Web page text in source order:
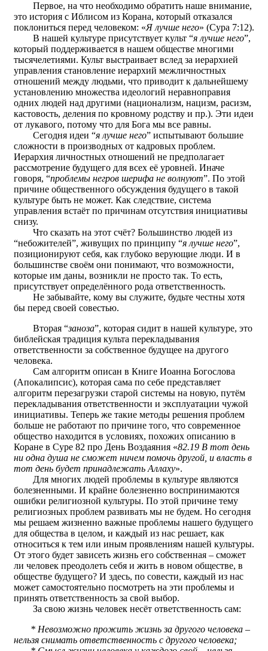
Первое, на что необходимо обратить наше внимание,
это история с Иблисом из Корана, который отказался
поклониться перед человеком: «Я лучше него» (Сура 7:12).
В нашей культуре присутствует культ “я лучше него”,
который поддерживается в нашем обществе многими
тысячелетиями. Культ выстраивает вслед за иерархией
управления становление иерархий межличностных
отношений между людьми, что приводит к дальнейшему
установлению множества идеологий неравноправия
одних людей над другими (национализм, нацизм, расизм,
кастовость, деления по кровному родству и пр.). Эти идеи
от лукавого, потому что для Бога мы все равны.
Сегодня идеи “я лучше него” испытывают большие
сложности в производных от кадровых проблем.
Иерархия личностных отношений не предполагает
рассмотрение будущего для всех её уровней. Иначе
говоря, “проблемы негров шерифа не волнуют”. По этой
причине общественного обсуждения будущего в такой
культуре быть не может. Как следствие, система
управления встаёт по причинам отсутствия инициативы
снизу.
Что сказать на этот счёт? Большинство людей из
“небожителей”, живущих по принципу “я лучше него”,
позиционируют себя, как глубоко верующие люди. И в
большинстве своём они понимают, что возможности,
которые им даны, возникли не просто так. То есть,
присутствует определённого рода ответственность.
Не забывайте, кому вы служите, будьте честны хотя
бы перед своей совестью.
Вторая “заноза”, которая сидит в нашей культуре, это
библейская традиция культа перекладывания
ответственности за собственное будущее на другого
человека.
Сам алгоритм описан в Книге Иоанна Богослова
(Апокалипсис), которая сама по себе представляет
алгоритм перезагрузки старой системы на новую, путём
перекладывания ответственности и эксплуатации чужой
инициативы. Теперь же такие методы решения проблем
больше не работают по причине того, что современное
общество находится в условиях, похожих описанию в
Коране в Суре 82 про День Воздаяния «82.19 В тот день
ни одна душа не сможет ничем помочь другой, и власть в
тот день будет принадлежать Аллаху».
Для многих людей проблемы в культуре являются
болезненными. И крайне болезненно воспринимаются
ошибки религиозной культуры. По этой причине тему
религиозных проблем развивать мы не будем. Но сегодня
мы решаем жизненно важные проблемы нашего будущего
для общества в целом, и каждый из нас решает, как
относиться к тем или иным проявлениям нашей культуры.
От этого будет зависеть жизнь его собственная – сможет
ли человек преодолеть себя и жить в новом обществе, в
обществе будущего? И здесь, по совести, каждый из нас
может самостоятельно посмотреть на эти проблемы и
принять ответственность за свой выбор.
За свою жизнь человек несёт ответственность сам:
* Невозможно прожить жизнь за другого человека –
нельзя снимать ответственность с другого человека;